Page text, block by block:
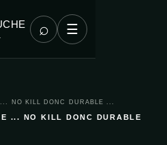
⌕ ☰
NO KILL DONC DURABLE ...
... NO KILL DONC DURABLE